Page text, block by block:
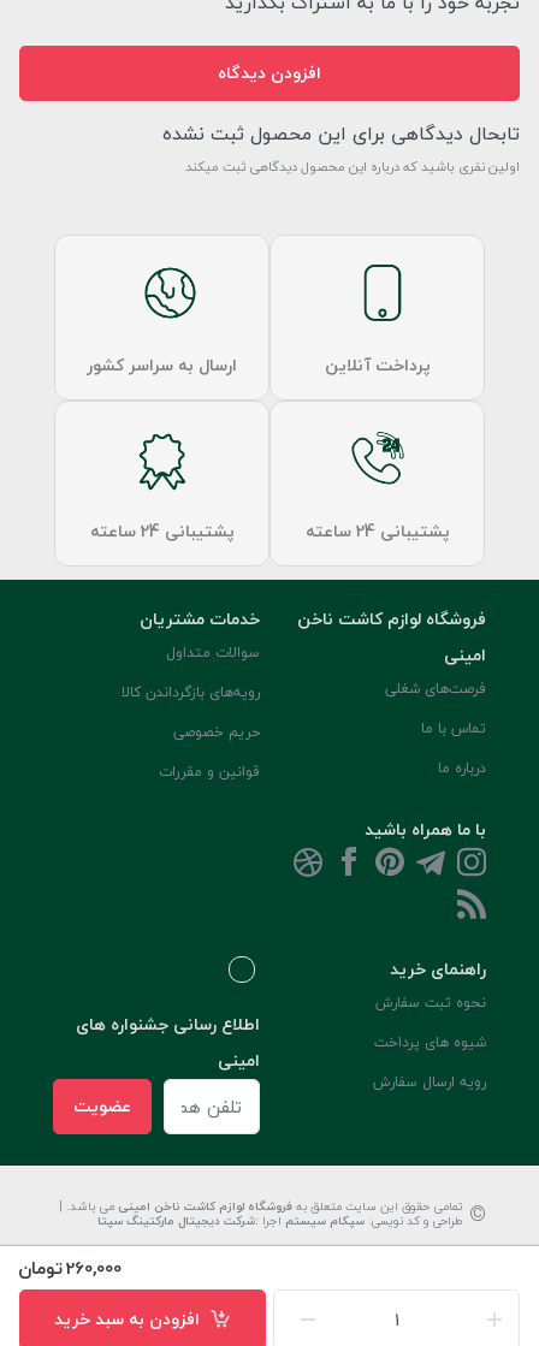
افزودن دیدگاه
تابحال دیدگاهی برای این محصول ثبت نشده
اولین نفری باشید که درباره این محصول دیدگاهی ثبت میکند
260,000تومان
افزودن به سبد خرید
پرداخت آنلاین ارسال به سراسر کشور
پشتیبانی 24 ساعته پشتیبانی 24 ساعته
فروشگاه لوازم کاشت ناخن
امینی
فرصت‌های شغلی
تماس با ما
درباره ما
با ما همراه باشید
خدمات مشتریان
سوالات متداول
رویه‌های بازگرداندن کالا
حریم خصوصی
قوانین و مقررات
راهنمای خرید
نحوه ثبت سفارش
شیوه های پرداخت
رویه ارسال سفارش
اطلاع رسانی جشنواره های
امینی
عضویت
© تمامی حقوق این سایت متعلق بهفروشگاه لوازم کاشت ناخن امینی می باشد. |
طراحی و کد نویسی: سپکام سیستم اجرا :شرکت دیجیتال مارکتینگ سپتا